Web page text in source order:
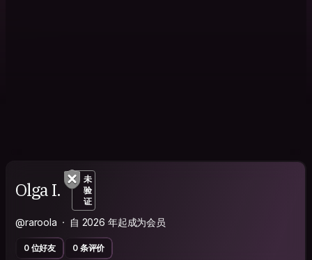
Olga I.
未
验
证
@raroola 自 2026 年起成为会员
0 位好友 0 条评价